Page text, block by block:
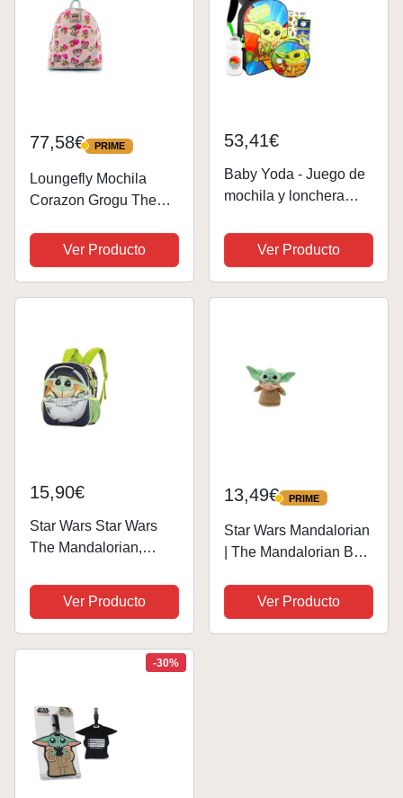
77,58€ PRIME
PRIME
Loungefly Mochila
Corazon Grogu The
26cm, Juventud
Unisex, Multicolor
(Multicolor), Talla única
Ver Producto
53,41€
Baby Yoda - Juego de
mochila y lonchera
con mochila Baby
Yoda de 16 pulgadas,
bolsa de almuerzo de
Ver Producto
15,90€
Star Wars Star Wars
The Mandalorian,
26 x 31 cm, Capacidad
8.5 L, Azul/Verde
Ver Producto
13,49€ PRIME
PRIME
Star Wars Mandalorian
| The Mandalorian Bag
Yoda Peluche 100%
Poliéster - Peluche de
Yoda para niños a
Ver Producto
-30%